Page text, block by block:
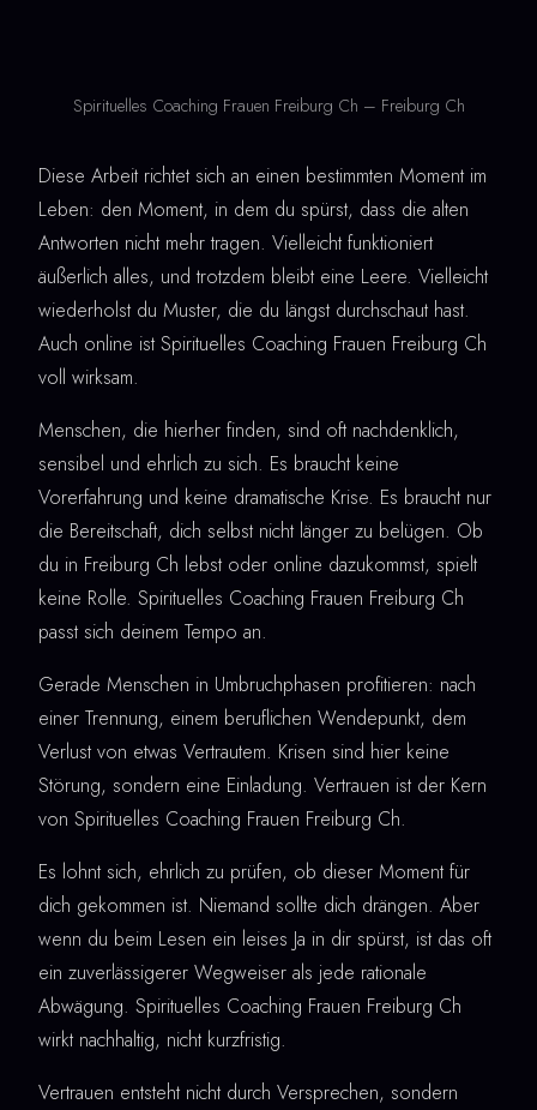
Spirituelles Coaching Frauen Freiburg Ch – Freiburg Ch
Diese Arbeit richtet sich an einen bestimmten Moment im
Leben: den Moment, in dem du spürst, dass die alten
Antworten nicht mehr tragen. Vielleicht funktioniert
äußerlich alles, und trotzdem bleibt eine Leere. Vielleicht
wiederholst du Muster, die du längst durchschaut hast.
Auch online ist Spirituelles Coaching Frauen Freiburg Ch
voll wirksam.
Menschen, die hierher finden, sind oft nachdenklich,
sensibel und ehrlich zu sich. Es braucht keine
Vorerfahrung und keine dramatische Krise. Es braucht nur
die Bereitschaft, dich selbst nicht länger zu belügen. Ob
du in Freiburg Ch lebst oder online dazukommst, spielt
keine Rolle. Spirituelles Coaching Frauen Freiburg Ch
passt sich deinem Tempo an.
Gerade Menschen in Umbruchphasen profitieren: nach
einer Trennung, einem beruflichen Wendepunkt, dem
Verlust von etwas Vertrautem. Krisen sind hier keine
Störung, sondern eine Einladung. Vertrauen ist der Kern
von Spirituelles Coaching Frauen Freiburg Ch.
Es lohnt sich, ehrlich zu prüfen, ob dieser Moment für
dich gekommen ist. Niemand sollte dich drängen. Aber
wenn du beim Lesen ein leises Ja in dir spürst, ist das oft
ein zuverlässigerer Wegweiser als jede rationale
Abwägung. Spirituelles Coaching Frauen Freiburg Ch
wirkt nachhaltig, nicht kurzfristig.
Vertrauen entsteht nicht durch Versprechen, sondern